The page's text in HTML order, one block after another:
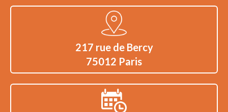
217 rue de Bercy
75012 Paris